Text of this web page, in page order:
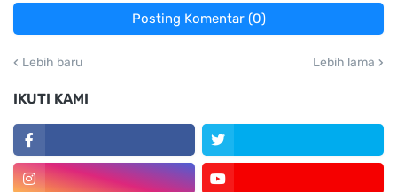
Posting Komentar (0)
Lebih baru Lebih lama
IKUTI KAMI